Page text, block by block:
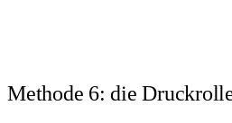
Methode 6: die